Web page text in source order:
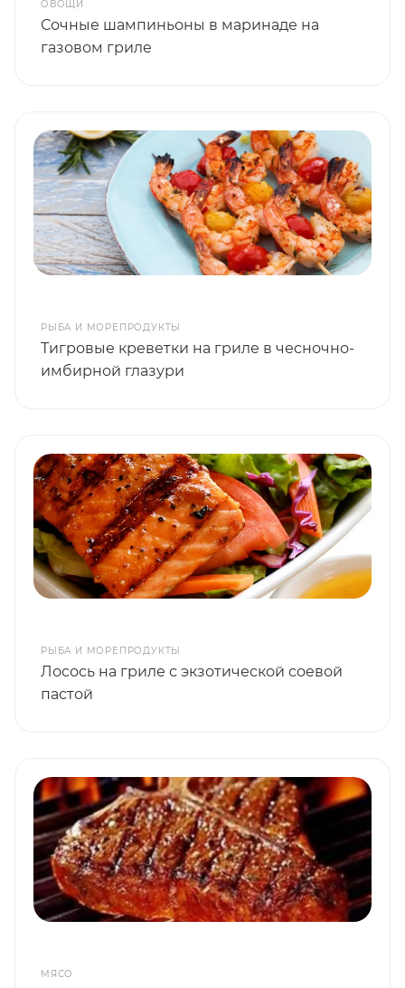
ОВОЩИ
Сочные шампиньоны в маринаде на
газовом гриле
РЫБА И МОРЕПРОДУКТЫ
Тигровые креветки на гриле в чесночно-
имбирной глазури
РЫБА И МОРЕПРОДУКТЫ
Лосось на гриле с экзотической соевой
пастой
МЯСО